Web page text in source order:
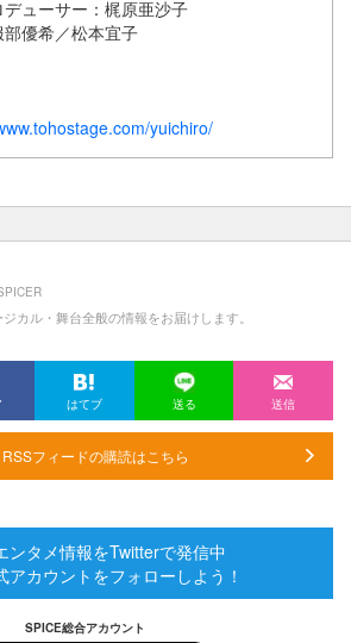
ューサー：梶原亜沙子
優希／松本宜子
yuichiro/
カル・舞台全般の情報をお届けします。
はてブ 送る 送信
フィードの購読はこちら
ンタメ情報をTwitterで発信中
アカウントをフォローしよう！
SPICE総合アカウント